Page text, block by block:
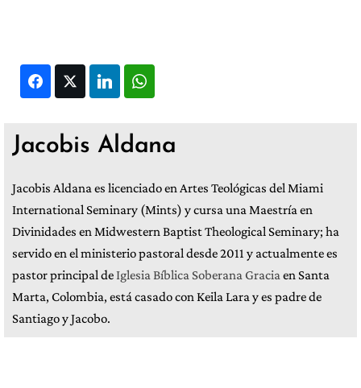
FacebookTwitter LinkedIn
Jacobis Aldana
Jacobis Aldana es licenciado en Artes Teológicas del Miami
International Seminary (Mints) y cursa una Maestría en
Divinidades en Midwestern Baptist Theological Seminary; ha
servido en el ministerio pastoral desde 2011 y actualmente es
pastor principal deIglesia Bíblica Soberana Graciaen Santa
Marta, Colombia, está casado con Keila Lara y es padre de
Santiago y Jacobo.